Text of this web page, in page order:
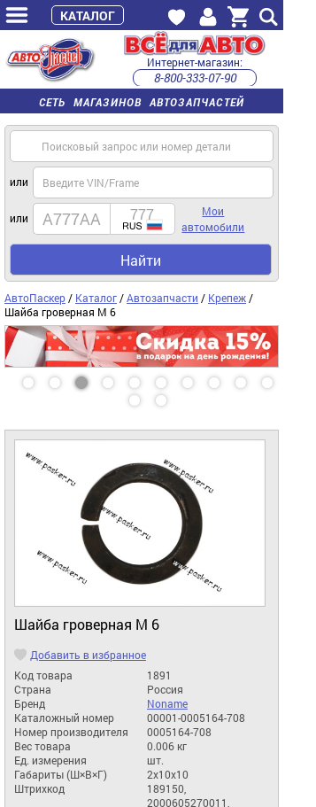
СЕТЬ МАГАЗИНОВ АВТОЗАПЧАСТЕЙ
Интернет-магазин:
8-800-333-07-90
часы работы с 9:00 до 22:00 (пн-пт)
или
или
Мои
автомобили
Найти
АвтоПаскер / Каталог /Автозапчасти / Крепеж /
Шайба гроверная М 6
Шайба гроверная М 6
Добавить в избранное
Код товара
1891
Страна
Россия
Бренд
Noname
Каталожный номер
00001-0005164-708
Номер производителя
0005164-708
Вес товара
0.006 кг
Ед. измерения
шт.
Габариты (Ш×В×Г)
2x10x10
Штрихкод
189150,
2000605270011,
КАТАЛОГ